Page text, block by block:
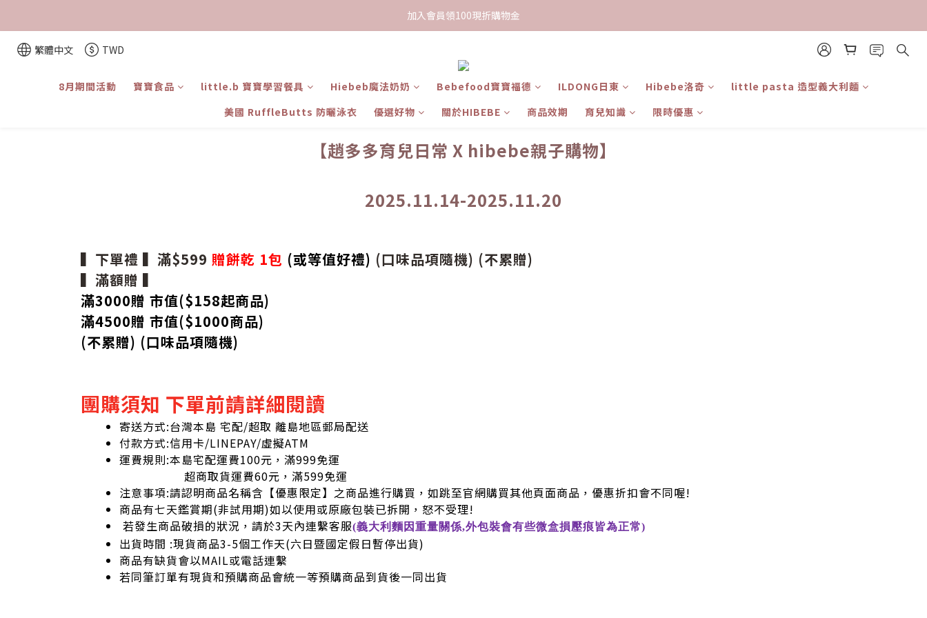
限時下單送餅乾乙包，滿$999免運
加入會員領100現折購物金
繁體中文 TWD
8月期間活動 寶寶食品 little.b 寶寶學習餐具 Hiebeb魔法奶奶 Bebefood寶寶福德 ILDONG日東 Hibebe洛奇
little pasta 造型義大利麵
美國 RuffleButts 防曬泳衣
優選好物 關於HIBEBE 商品效期 育兒知識 限時優惠
【趙多多育兒日常 X hibebe親子購物】
2025.11.14-2025.11.20
▍下單禮 ▍滿$599 贈餅乾 1包 (或等值好禮) (口味品項隨機) (不累贈)
▍滿額贈 ▍
滿3000贈 市值($158起商品)
滿4500贈 市值($1000商品)
(不累贈) (口味品項隨機)
團購須知 下單前請詳細閱讀
寄送方式:台灣本島 宅配/超取 離島地區郵局配送
付款方式:信用卡/LINEPAY/虛擬ATM
運費規則:本島宅配運費100元，滿999免運
超商取貨運費60元，滿599免運
注意事項:請認明商品名稱含【優惠限定】之商品進行購買，如跳至官網購買其他頁面商品，優惠折扣會不同喔!
商品有七天鑑賞期(非試用期)如以使用或原廠包裝已拆開，怒不受理!
若發生商品破損的狀況，請於3天內連繫客服(義大利麵因重量關係,外包裝會有些微盒損壓痕皆為正常)
出貨時間 :現貨商品3-5個工作天(六日暨國定假日暫停出貨)
商品有缺貨會以MAIL或電話連繫
若同筆訂單有現貨和預購商品會統一等預購商品到貨後一同出貨